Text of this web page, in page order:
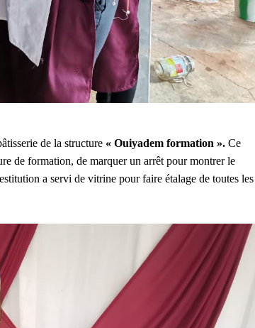
de la structure « Ouiyadem formation ». Ce
de formation, de marquer un arrêt pour montrer le
a servi de vitrine pour faire étalage de toutes les